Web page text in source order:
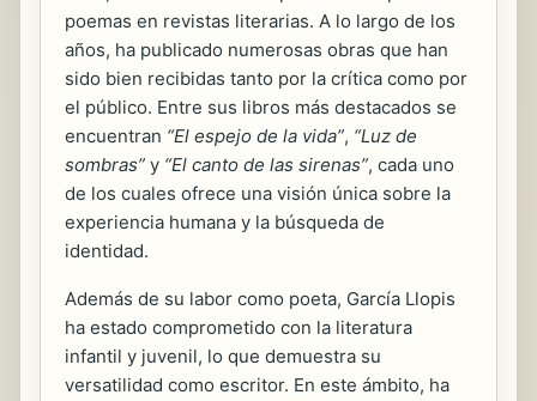
poemas en revistas literarias. A lo largo de los
años, ha publicado numerosas obras que han
sido bien recibidas tanto por la crítica como por
el público. Entre sus libros más destacados se
encuentran “El espejo de la vida”, “Luz de
sombras” y “El canto de las sirenas”, cada uno
de los cuales ofrece una visión única sobre la
experiencia humana y la búsqueda de
identidad.
Además de su labor como poeta, García Llopis
ha estado comprometido con la literatura
infantil y juvenil, lo que demuestra su
versatilidad como escritor. En este ámbito, ha